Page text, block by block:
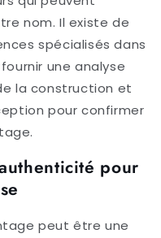
nom. Il existe de
spécialisés dans
une analyse
la construction et
pour confirmer
pour
peut être une